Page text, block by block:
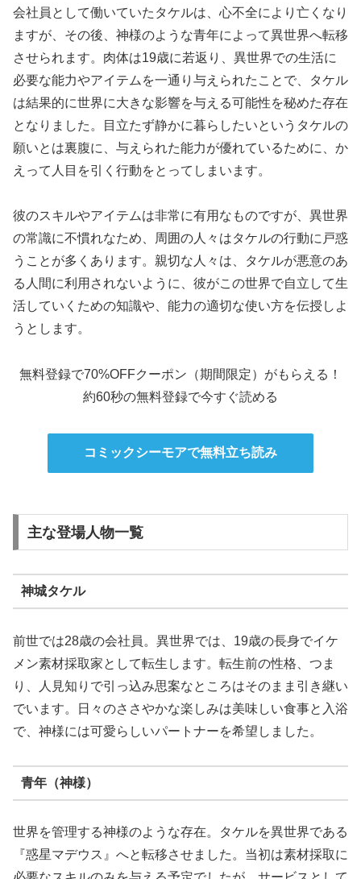
会社員として働いていたタケルは、心不全により亡くなり
ますが、その後、神様のような青年によって異世界へ転移
させられます。肉体は19歳に若返り、異世界での生活に
必要な能力やアイテムを一通り与えられたことで、タケル
は結果的に世界に大きな影響を与える可能性を秘めた存在
となりました。目立たず静かに暮らしたいというタケルの
願いとは裏腹に、与えられた能力が優れているために、か
えって人目を引く行動をとってしまいます。
彼のスキルやアイテムは非常に有用なものですが、異世界
の常識に不慣れなため、周囲の人々はタケルの行動に戸惑
うことが多くあります。親切な人々は、タケルが悪意のあ
る人間に利用されないように、彼がこの世界で自立して生
活していくための知識や、能力の適切な使い方を伝授しよ
うとします。
無料登録で70%OFFクーポン（期間限定）がもらえる！
約60秒の無料登録で今すぐ読める
コミックシーモアで無料立ち読み
主な登場人物一覧
神城タケル
前世では28歳の会社員。異世界では、19歳の長身でイケ
メン素材採取家として転生します。転生前の性格、つま
り、人見知りで引っ込み思案なところはそのまま引き継い
でいます。日々のささやかな楽しみは美味しい食事と入浴
で、神様には可愛らしいパートナーを希望しました。
青年（神様）
世界を管理する神様のような存在。タケルを異世界である
『惑星マデウス』へと転移させました。当初は素材採取に